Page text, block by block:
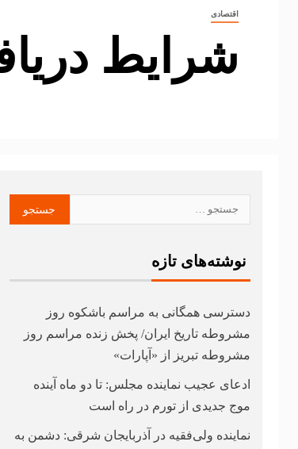
اقتصادی
شرایط دریافت
نوشته‌های تازه
دسترسی همگانی به مراسم باشکوه روز
مشروطه تاریخ ایران/ پخش زنده مراسم روز
مشروطه تبریز از «آپارات»
ادعای عجیب نماینده مجلس: تا دو ماه آینده
موج جدیدی از تورم در راه است
نماینده ولی‌فقیه در آذربایجان شرقی: دشمن به